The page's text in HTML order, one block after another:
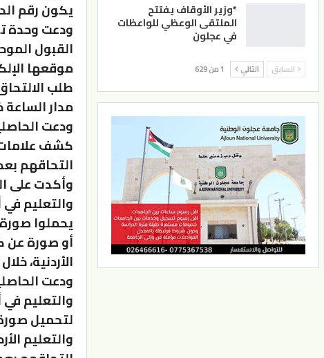
يكون رقم
ودعت وحدة
القبول
موقعها
طلب
مدار الساعة
كشف علامات
التحاقهم
وأكدت على
يحملوا صورة
أو صورة عن
الأردنية،
ودعت
لتحميل
والتعليم
*وزير الأوقاف يفتتح
الملتقى الوعظي للواعظات
في عجلون
السابق التالي 1 من 629